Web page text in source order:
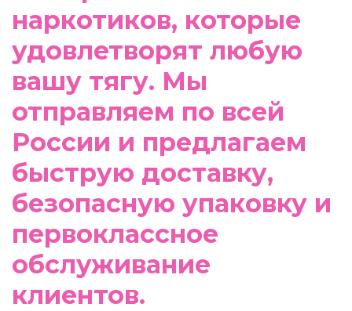
наркотиков, которые
удовлетворят любую
вашу тягу. Мы
отправляем по всей
России и предлагаем
быструю доставку,
безопасную упаковку и
первоклассное
обслуживание
клиентов.